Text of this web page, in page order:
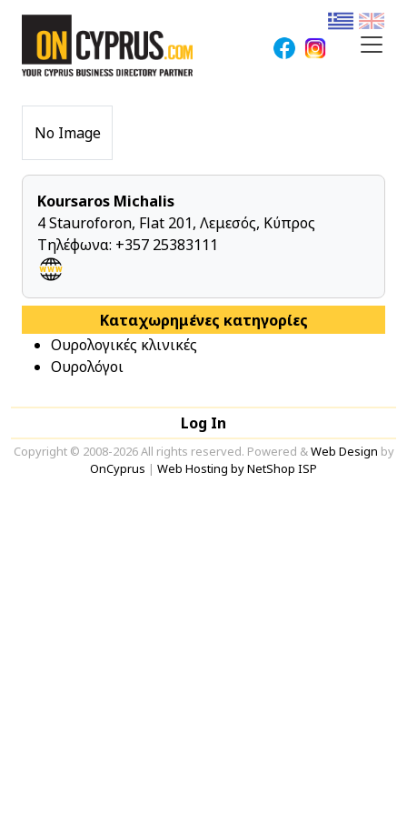
No Image
Koursaros Michalis
4 Stauroforon, Flat 201, Λεμεσός, Κύπρος
Τηλέφωνα: +357 25383111
Καταχωρημένες κατηγορίες
Ουρολογικές κλινικές
Ουρολόγοι
Log In
Copyright © 2008-2026 All rights reserved. Powered &Web Design by
OnCyprus | Web Hosting by NetShop ISP